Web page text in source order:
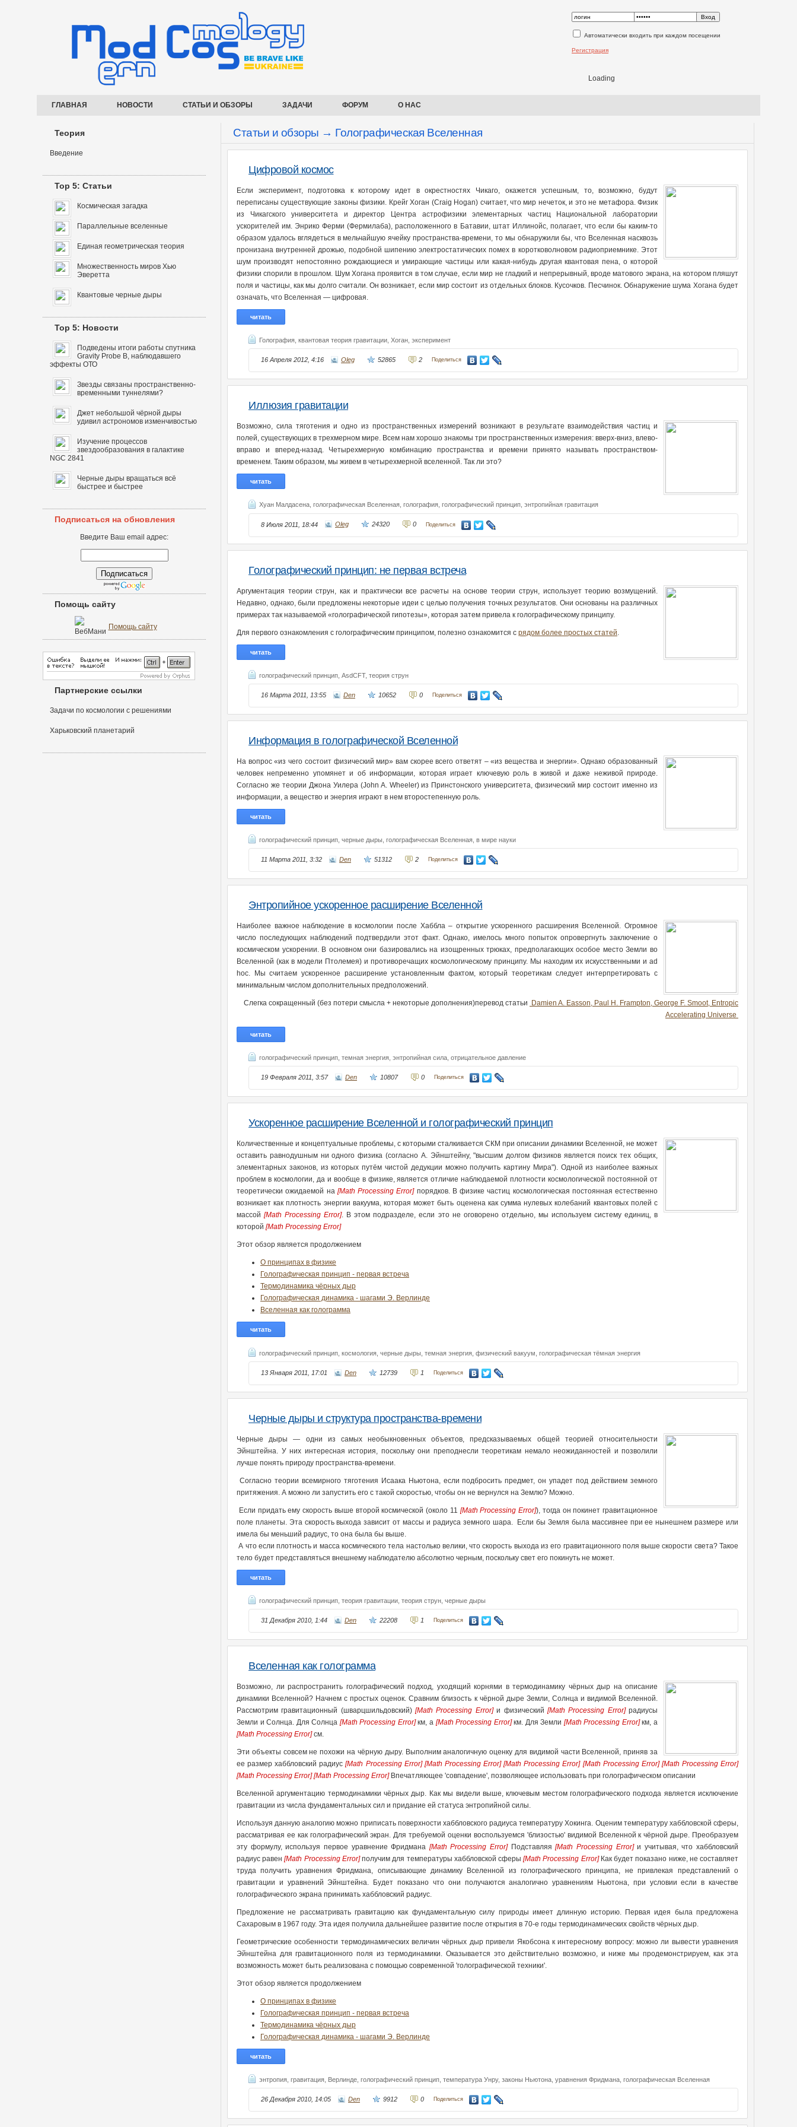
Автоматически входить при каждом посещении
Регистрация
Loading
ГЛАВНАЯ НОВОСТИ СТАТЬИ И ОБЗОРЫ ЗАДАЧИ ФОРУМ О НАС
Статьи и обзоры → Голографическая Вселенная
Цифровой космос
Если эксперимент, подготовка к которому идет в окрестностях Чикаго, окажется успешным, то, возможно, будут
переписаны существующие законы физики. Крейг Хоган (Craig Hogan) считает, что мир нечеток, и это не метафора. Физик
из Чикагского университета и директор Центра астрофизики элементарных частиц Национальной лаборатории
ускорителей им. Энрико Ферми (Фермилаба), расположенного в Батавии, штат Иллинойс, полагает, что если бы каким-то
образом удалось вглядеться в мельчайшую ячейку пространства-времени, то мы обнаружили бы, что Вселенная насквозь
пронизана внутренней дрожью, подобной шипению электростатических помех в коротковолновом радиоприемнике. Этот
шум производят непостоянно рождающиеся и умирающие частицы или какая-нибудь другая квантовая пена, о которой
физики спорили в прошлом. Шум Хогана проявится в том случае, если мир не гладкий и непрерывный, вроде матового экрана, на котором пляшут
поля и частицы, как мы долго считали. Он возникает, если мир состоит из отдельных блоков. Кусочков. Песчинок. Обнаружение шума Хогана будет
означать, что Вселенная — цифровая.
читать
Голография, квантовая теория гравитации, Хоган, эксперимент
16 Апреля 2012, 4:16 Oleg 52865 2 Поделиться
Иллюзия гравитации
Возможно, сила тяготения и одно из пространственных измерений возникают в результате взаимодействия частиц и
полей, существующих в трехмерном мире. Всем нам хорошо знакомы три пространственных измерения: вверх-вниз, влево-
вправо и вперед-назад. Четырехмерную комбинацию пространства и времени принято называть пространством-
временем. Таким образом, мы живем в четырехмерной вселенной. Так ли это?
читать
Хуан Малдасена, голографическая Вселенная, голография, голографический принцип, энтропийная гравитация
8 Июля 2011, 18:44 Oleg 24320 0 Поделиться
Голографический принцип: не первая встреча
Аргументация теории струн, как и практически все расчеты на основе теории струн, использует теорию возмущений.
Недавно, однако, были предложены некоторые идеи с целью получения точных результатов. Они основаны на различных
примерах так называемой «голографической гипотезы», которая затем привела к голографическому принципу.
Для первого ознакомления с голографическим принципом, полезно ознакомится с рядом более простых статей
читать
голографический принцип, AsdCFT, теория струн
16 Марта 2011, 13:55 Den 10652 0 Поделиться
Информация в голографической Вселенной
На вопрос «из чего состоит физический мир» вам скорее всего ответят – «из вещества и энергии». Однако образованный
человек непременно упомянет и об информации, которая играет ключевую роль в живой и даже неживой природе.
Согласно же теории Джона Уилера (John A. Wheeler) из Принстонского университета, физический мир состоит именно из
информации, а вещество и энергия играют в нем второстепенную роль.
читать
голографический принцип, черные дыры, голографическая Вселенная, в мире науки
11 Марта 2011, 3:32 Den 51312 2 Поделиться
Энтропийное ускоренное расширение Вселенной
Наиболее важное наблюдение в космологии после Хаббла – открытие ускоренного расширения Вселенной. Огромное
число последующих наблюдений подтвердили этот факт. Однако, имелось много попыток опровергнуть заключение о
космическом ускорении. В основном они базировались на изощренных трюках, предполагающих особое место Земли во
Вселенной (как в модели Птолемея) и противоречащих космологическому принципу. Мы находим их искусственными и ad
hoc. Мы считаем ускоренное расширение установленным фактом, который теоретикам следует интерпретировать с
минимальным числом дополнительных предположений.
Слегка сокращенный (без потери смысла + некоторые дополнения)перевод статьи
Damien A. Easson, Paul H. Frampton, George F. Smoot, Entropic
Accelerating Universe
читать
голографический принцип, темная энергия, энтропийная сила, отрицательное давление
19 Февраля 2011, 3:57 Den 10807 0 Поделиться
Ускоренное расширение Вселенной и голографический принцип
Количественные и концептуальные проблемы, с которыми сталкивается СКМ при описании динамики Вселенной, не может
оставить равнодушным ни одного физика (согласно А. Эйнштейну, "высшим долгом физиков является поиск тех общих,
элементарных законов, из которых путём чистой дедукции можно получить картину Мира"). Одной из наиболее важных
проблем в космологии, да и вообще в физике, является отличие наблюдаемой плотности космологической постоянной от
теоретически ожидаемой на [Math Processing Error]порядков. В физике частиц космологическая постоянная естественно
возникает как плотность энергии вакуума, которая может быть оценена как сумма нулевых колебаний квантовых полей с
массой[Math Processing Error]. В этом подразделе, если это не оговорено отдельно, мы используем систему единиц, в
которой [Math Processing Error]
Этот обзор является продолжением
О принципах в физике
Голографическая принцип - первая встреча
Термодинамика чёрных дыр
Голографическая динамика - шагами Э. Верлинде
Вселенная как голограмма
читать
голографический принцип, космология, черные дыры, темная энергия, физический вакуум, голографическая тёмная энергия
13 Января 2011, 17:01 Den 12739 1 Поделиться
Черные дыры и структура пространства-времени
Черные дыры — одни из самых необыкновенных объектов, предсказываемых общей теорией относительности
Эйнштейна. У них интересная история, поскольку они преподнесли теоретикам немало неожиданностей и позволили
лучше понять природу пространства-времени.
Согласно теории всемирного тяготения Исаака Ньютона, если подбросить предмет, он упадет под действием земного
притяжения. А можно ли запустить его с такой скоростью, чтобы он не вернулся на Землю? Можно.
Если придать ему скорость выше второй космической (около 11 [Math Processing Error]), тогда он покинет гравитационное
поле планеты. Эта скорость выхода зависит от массы и радиуса земного шара. Если бы Земля была массивнее при ее нынешнем размере или
имела бы меньший радиус, то она была бы выше.
А что если плотность и масса космического тела настолько велики, что скорость выхода из его гравитационного поля выше скорости света? Такое
тело будет представляться внешнему наблюдателю абсолютно черным, поскольку свет его покинуть не может.
читать
голографический принцип, теория гравитации, теория струн, черные дыры
31 Декабря 2010, 1:44 Den 22208 1 Поделиться
Вселенная как голограмма
Возможно, ли распространить голографический подход, уходящий корнями в термодинамику чёрных дыр на описание
динамики Вселенной? Начнем с простых оценок. Сравним близость к чёрной дыре Земли, Солнца и видимой Вселенной.
Рассмотрим гравитационный (шварцшильдовский)[Math Processing Error]и физический [Math Processing Error]радиусы
Земли и Солнца. Для Солнца [Math Processing Error]км, а [Math Processing Error]км. Для Земли [Math Processing Error]км, а
[Math Processing Error]cм.
Эти объекты совсем не похожи на чёрную дыру. Выполним аналогичную оценку для видимой части Вселенной, приняв за
ее размер хаббловский радиус[Math Processing Error] [Math Processing Error] [Math Processing Error] [Math Processing Error] [Math Processing Error]
[Math Processing Error] [Math Processing Error]Впечатляющее 'совпадение', позволяющее использовать при голографическом описании
Вселенной аргументацию термодинамики чёрных дыр. Как мы видели выше, ключевым местом голографического подхода является исключение
гравитации из числа фундаментальных сил и придание ей статуса энтропийной силы.
Используя данную аналогию можно приписать поверхности хаббловского радиуса температуру Хокинга. Оценим температуру хаббловской сферы,
рассматривая ее как голографический экран. Для требуемой оценки воспользуемся 'близостью' видимой Вселенной к чёрной дыре. Преобразуем
эту формулу, используя первое уравнение Фридмана [Math Processing Error]Подставляя[Math Processing Error]и учитывая, что хаббловский
радиус равен[Math Processing Error]получим для температуры хаббловской сферы[Math Processing Error]Как будет показано ниже, не составляет
труда получить уравнения Фридмана, описывающие динамику Вселенной из голографического принципа, не привлекая представлений о
гравитации и уравнений Эйнштейна. Будет показано что они получаются аналогично уравнениям Ньютона, при условии если в качестве
голографического экрана принимать хаббловский радиус.
Предложение не рассматривать гравитацию как фундаментальную силу природы имеет длинную историю. Первая идея была предложена
Сахаровым в 1967 году. Эта идея получила дальнейшее развитие после открытия в 70-е годы термодинамических свойств чёрных дыр.
Геометрические особенности термодинамических величин чёрных дыр привели Якобсона к интересному вопросу: можно ли вывести уравнения
Эйнштейна для гравитационного поля из термодинамики. Оказывается это действительно возможно, и ниже мы продемонстрируем, как эта
возможность может быть реализована с помощью современной 'голографической техники'.
Этот обзор является продолжением
О принципах в физике
Голографическая принцип - первая встреча
Термодинамика чёрных дыр
Голографическая динамика - шагами Э. Верлинде
читать
энтропия, гравитация, Верлинде, голографический принцип, температура Унру, законы Ньютона, уравнения Фридмана, голографическая Вселенная
26 Декабря 2010, 14:05 Den 9912 0 Поделиться
Теория
Введение
Top 5: Статьи
Космическая загадка
Параллельные вселенные
Единая геометрическая теория
Множественность миров Хью
Эверетта
Квантовые черные дыры
Top 5: Новости
Подведены итоги работы спутника
Gravity Probe B, наблюдавшего
эффекты ОТО
Звезды связаны пространственно-
временными туннелями?
Джет небольшой чёрной дыры
удивил астрономов изменчивостью
Изучение процессов
звездообразования в галактике
NGC 2841
Черные дыры вращаться всё
быстрее и быстрее
Подписаться на обновления
Введите Ваш email адрес:
Помощь сайту
Помощь сайту
Партнерские ссылки
Задачи по космологии с решениями
Харьковский планетарий